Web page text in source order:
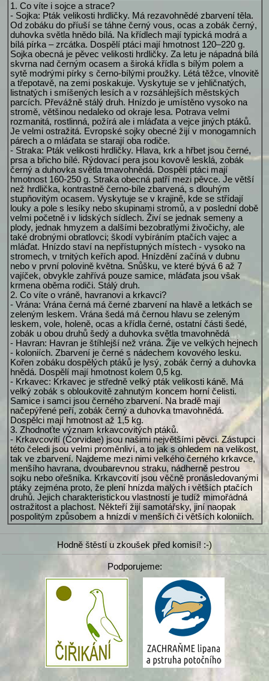
1. Co víte i sojce a strace?
- Sojka: Pták velikosti hrdličky. Má rezavohnědé zbarvení těla.
Od zobáku do příuší se táhne černý vous, ocas a zobák černý,
duhovka světla hnědo bílá. Na křídlech mají typická modrá a
bílá pírka – zrcátka. Dospělí ptáci mají hmotnost 120–220 g.
Sojka obecná je pěvec velikosti hrdličky. Za letu je nápadná bílá
skvrna nad černým ocasem a široká křídla s bílým polem a
sytě modrými pírky s černo-bílými proužky. Létá těžce, vlnovitě
a třepotavě, na zemi poskakuje. Vyskytuje se v jehličnatých,
listnatých i smíšených lesích a v rozsáhlejších městských
parcích. Převážně stálý druh. Hnízdo je umístěno vysoko na
stromě, většinou nedaleko od okraje lesa. Potrava velmi
rozmanitá, rostlinná, požírá ale i mláďata a vejce jiných ptáků.
Je velmi ostražitá. Evropské sojky obecné žijí v monogamních
párech a o mláďata se starají oba rodiče.
- Straka: Pták velikosti hrdličky. Hlava, krk a hřbet jsou černé,
prsa a břicho bílé. Rýdovací pera jsou kovově lesklá, zobák
černý a duhovka světla tmavohnědá. Dospělí ptáci mají
hmotnost 160-250 g. Straka obecná patří mezi pěvce. Je větší
než hrdlička, kontrastně černo-bíle zbarvená, s dlouhým
stupňovitým ocasem. Vyskytuje se v krajině, kde se střídají
louky a pole s lesíky nebo skupinami stromů, a v poslední době
velmi početně i v lidských sídlech. Živí se jednak semeny a
plody, jednak hmyzem a dalšími bezobratlými živočichy, ale
také drobnými obratlovci; škodí vybíráním ptačích vajec a
mláďat. Hnízdo staví na nepřístupných místech - vysoko na
stromech, v trnitých keřích apod. Hnízdění začíná v dubnu
nebo v první polovině května. Snůšku, ve které bývá 6 až 7
vajíček, obvykle zahřívá pouze samice, mláďata jsou však
krmena oběma rodiči. Stálý druh.
2. Co víte o vráně, havranovi a krkavci?
- Vrána: Vrána černá má černé zbarvení na hlavě a letkách se
zeleným leskem. Vrána šedá má černou hlavu se zeleným
leskem, vole, holeně, ocas a křídla černé, ostatní části šedé,
zobák u obou druhů šedý a duhovka světla tmavohnědá
- Havran: Havran je štíhlejší než vrána. Žije ve velkých hejnech
- koloniích. Zbarvení je černé s nádechem kovového lesku.
Kořen zobáku dospělých ptáků je lysý, zobák černý a duhovka
hnědá. Dospělí mají hmotnost kolem 0,5 kg.
- Krkavec: Krkavec je středně velký pták velikosti káně. Má
velký zobák s obloukovitě zahnutým koncem horní čelisti.
Samice i samci jsou černého zbarvení. Na bradě mají
načepýřené peří, zobák černý a duhovka tmavohnědá.
Dospělci mají hmotnost až 1,5 kg.
3. Zhodnoťte význam krkavcovitých ptáků.
- Krkavcovití (Corvidae) jsou našimi největšími pěvci. Zástupci
této čeledi jsou velmi proměnliví, a to jak s ohledem na velikost,
tak ve zbarvení. Najdeme mezi nimi velkého černého krkavce,
menšího havrana, dvoubarevnou straku, nádherně pestrou
sojku nebo ořešníka. Krkavcovití jsou věčně pronásledovanými
ptáky zejména proto, že plení hnízda malých i větších ptačích
druhů. Jejich charakteristickou vlastností je tudíž mimořádná
ostražitost a plachost. Někteří žijí samotářsky, jiní naopak
pospolitým způsobem a hnízdí v menších či větších koloniích.
Hodně štěstí u zkoušek před komisí! :-)
Podporujeme: